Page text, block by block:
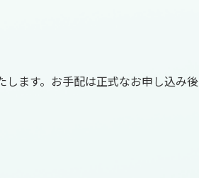
ます。お手配は正式なお申し込み後